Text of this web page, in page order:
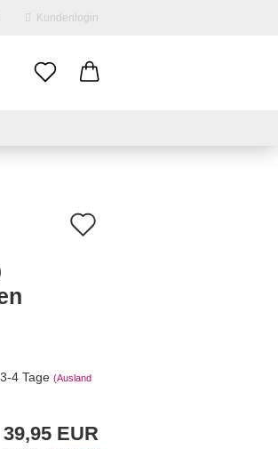
Kundenlogin
4 Tage (Ausland
39,95 EUR